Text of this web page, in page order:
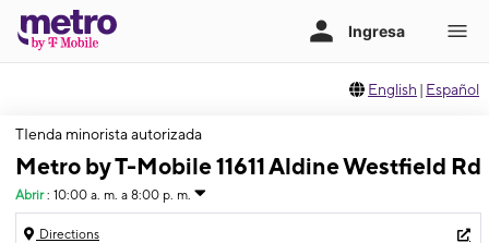
English | Español
TIenda minorista autorizada
Metro by T-Mobile 11611 Aldine Westfield Rd
Abrir : 10:00 a. m. a 8:00 p. m.
Directions